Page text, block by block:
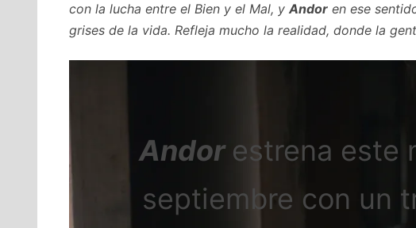
con la lucha entre el Bien y el Mal, y Andor en ese
grises de la vida. Refleja mucho la realidad, donde la
Andor estrena este
septiembre con un